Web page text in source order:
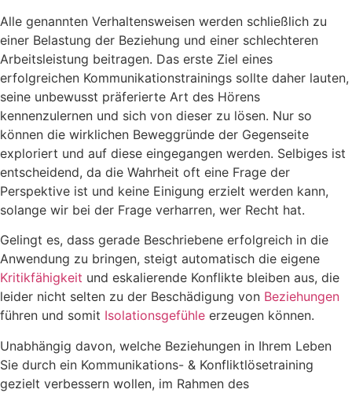
Alle genannten Verhaltensweisen werden schließlich zu
einer Belastung der Beziehung und einer schlechteren
Arbeitsleistung beitragen. Das erste Ziel eines
erfolgreichen Kommunikationstrainings sollte daher lauten,
seine unbewusst präferierte Art des Hörens
kennenzulernen und sich von dieser zu lösen. Nur so
können die wirklichen Beweggründe der Gegenseite
exploriert und auf diese eingegangen werden. Selbiges ist
entscheidend, da die Wahrheit oft eine Frage der
Perspektive ist und keine Einigung erzielt werden kann,
solange wir bei der Frage verharren, wer Recht hat.
Gelingt es, dass gerade Beschriebene erfolgreich in die
Anwendung zu bringen, steigt automatisch die eigene
Kritikfähigkeit und eskalierende Konflikte bleiben aus, die
leider nicht selten zu der Beschädigung von Beziehungen
führen und somit Isolationsgefühle erzeugen können.
Unabhängig davon, welche Beziehungen in Ihrem Leben
Sie durch ein Kommunikations- & Konfliktlösetraining
gezielt verbessern wollen, im Rahmen des